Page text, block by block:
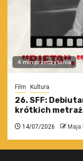
4 min przeczytania
Film Kultura
26. SFF:
krótkich
14/07/2026 Maja